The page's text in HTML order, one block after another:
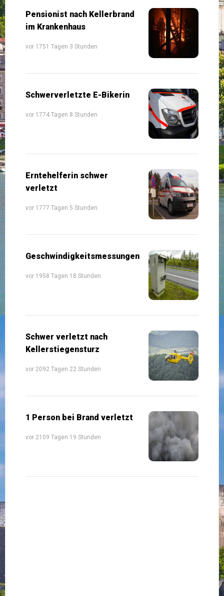
Pensionist nach Kellerbrand
im Krankenhaus
vor 1751 Tagen 3 Stunden
Schwerverletzte E-Bikerin
vor 1774 Tagen 8 Stunden
Erntehelferin schwer
verletzt
vor 1777 Tagen 5 Stunden
Geschwindigkeitsmessungen
vor 1958 Tagen 18 Stunden
Schwer verletzt nach
Kellerstiegensturz
vor 2092 Tagen 22 Stunden
1 Person bei Brand verletzt
vor 2109 Tagen 19 Stunden